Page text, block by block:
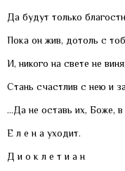
Да будут только
Пока он жив, дотоль с
И, никого на свете не виня,
Стань счастлив с нею и
…Да не оставь их, Боже, в
Е л е н а уходит.
Д и о к л е т и а н